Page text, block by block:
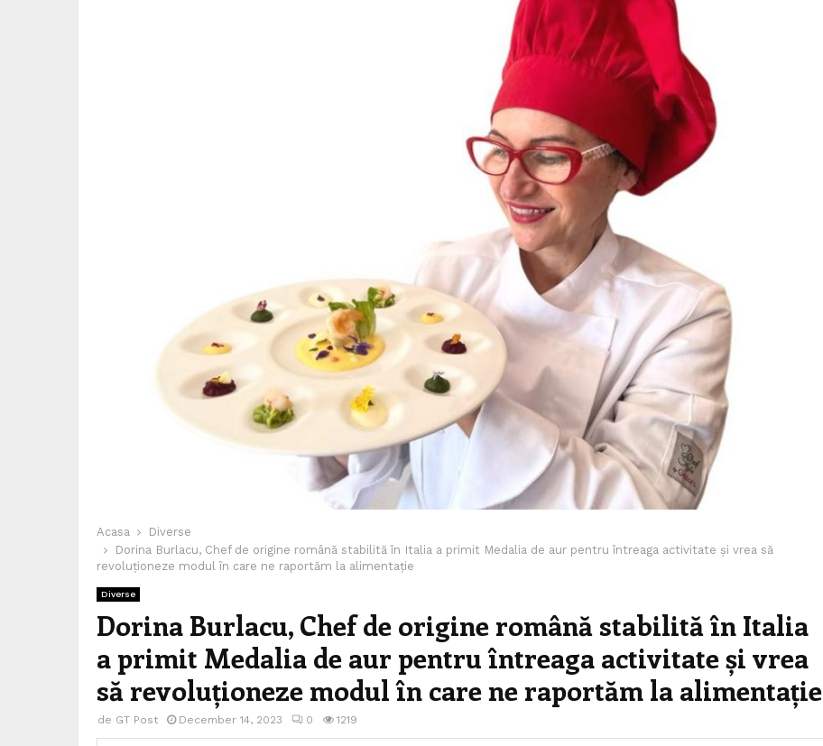
Acasa
Diverse
Dorina Burlacu, Chef de origine română stabilită în Italia a primit Medalia de aur pentru întreaga activitate și vrea să
revoluționeze modul în care ne raportăm la alimentație
Diverse
Dorina Burlacu, Chef de origine română stabilită în Italia
a primit Medalia de aur pentru întreaga activitate și vrea
să revoluționeze modul în care ne raportăm la alimentație
de GT Post December 14, 2023 0 1219